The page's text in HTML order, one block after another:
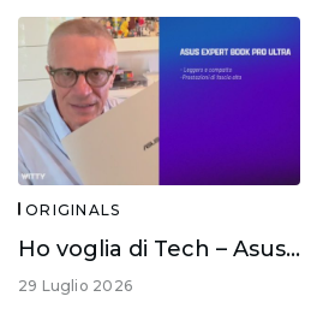
ORIGINALS
Ho voglia di Tech – Asus Expert Book Ultra
29 Luglio 2026